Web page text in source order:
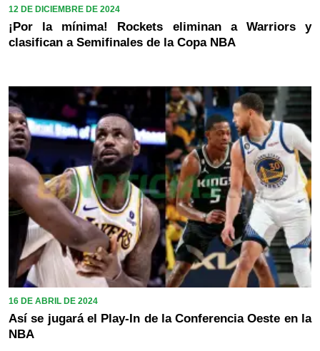
12 DE DICIEMBRE DE 2024
¡Por la mínima! Rockets eliminan a Warriors y
clasifican a Semifinales de la Copa NBA
16 DE ABRIL DE 2024
Así se jugará el Play-In de la Conferencia Oeste en la
NBA